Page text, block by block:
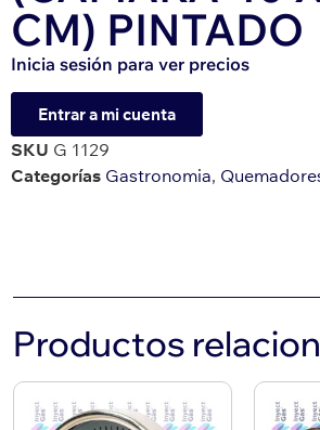
CM) PINTADO
Inicia sesión para ver precios
Entrar a mi cuenta
SKU G 1129
Categorías Gastronomia,
Productos